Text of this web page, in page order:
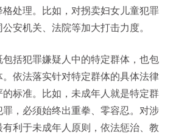
处理。比如，对拐卖妇女儿童犯罪
安机关、法院等加大打击力度。
包括犯罪嫌疑人中的特定群体，也包
依法落实针对特定群体的具体法律
标准。比如，未成年人就是特定群
，必须始终出重拳、零容忍。对涉
利于未成年人原则，依法惩治、教